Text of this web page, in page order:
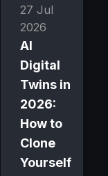
27 Jul
2026
AI
Digital
Twins in
2026:
How to
Clone
Yourself